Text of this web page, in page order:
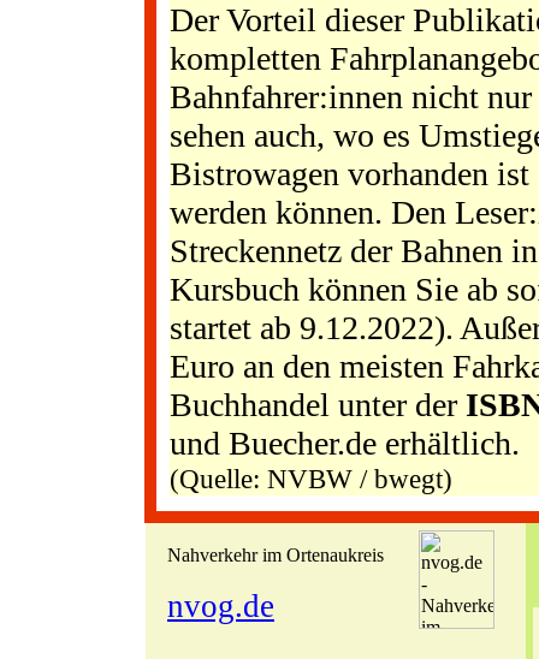
Der Vorteil dieser
kompletten
Bahnfahrer:innen nicht
sehen auch, wo es
Bistrowagen vorhanden
werden können. Den
Streckennetz der Bahnen
Kursbuch können Sie ab
startet ab 9.12.2022).
Euro an den meisten
Buchhandel unter der
und Buecher.de erhältlich.
(Quelle: NVBW / bwegt)
Nahverkehr im Ortenaukreis
nvog.de